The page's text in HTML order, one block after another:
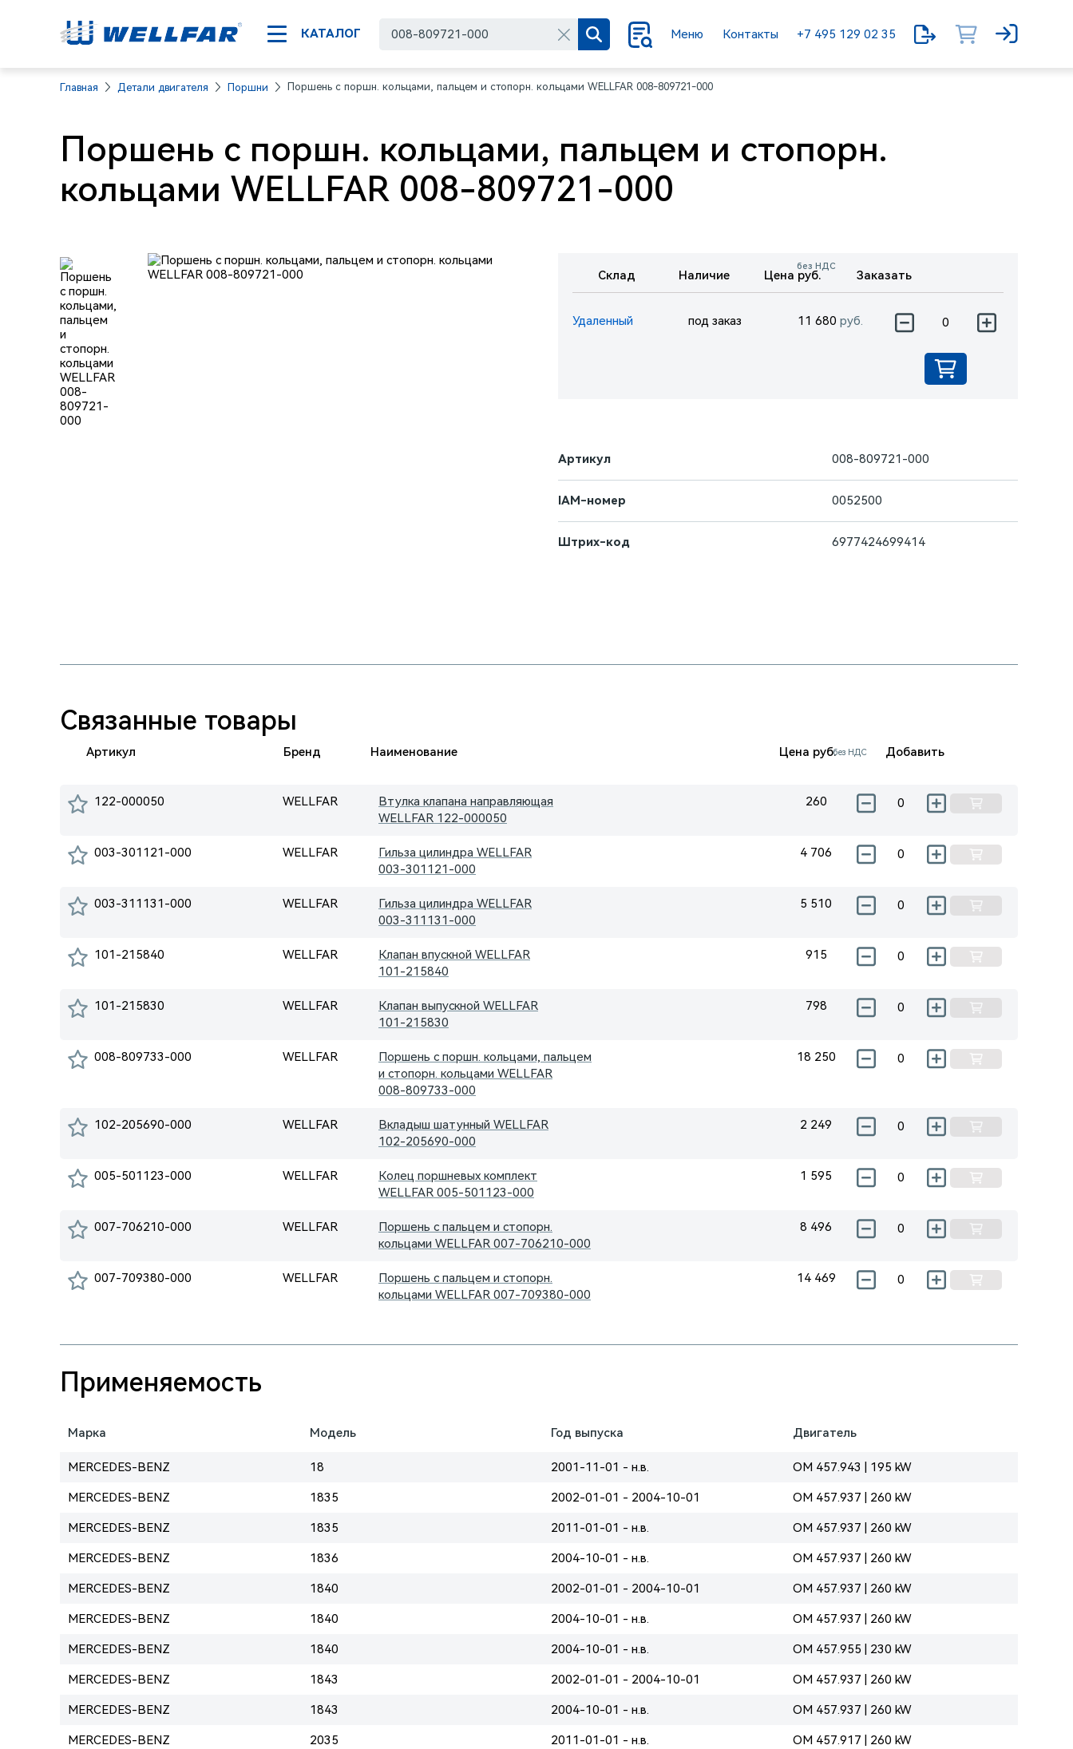
КАТАЛОГ Меню Контакты +7 495 129 02 35
Главная Детали двигателя Поршни Поршень с поршн. кольцами, пальцем и стопорн. кольцами WELLFAR 008-809721-000
Поршень с поршн. кольцами, пальцем и стопорн.
кольцами WELLFAR 008-809721-000
Склад Наличие Цена руб.
без НДС
Заказать
Удаленный под заказ 11 680 руб.
Артикул 008-809721-000
IAM-номер 0052500
Штрих-код 6977424699414
Связанные товары
Артикул Бренд Наименование Цена руб.без НДС Добавить
122-000050 WELLFAR
Втулка клапана направляющая
WELLFAR 122-000050
260
003-301121-000 WELLFAR
Гильза цилиндра WELLFAR
003-301121-000
4 706
003-311131-000 WELLFAR
Гильза цилиндра WELLFAR
003-311131-000
5 510
101-215840 WELLFAR
Клапан впускной WELLFAR
101-215840
915
101-215830 WELLFAR
Клапан выпускной WELLFAR
101-215830
798
008-809733-000 WELLFAR
Поршень с поршн. кольцами, пальцем
и стопорн. кольцами WELLFAR
008-809733-000
18 250
102-205690-000 WELLFAR
Вкладыш шатунный WELLFAR
102-205690-000
2 249
005-501123-000 WELLFAR
Колец поршневых комплект
WELLFAR 005-501123-000
1 595
007-706210-000 WELLFAR
Поршень с пальцем и стопорн.
кольцами WELLFAR 007-706210-000
8 496
007-709380-000 WELLFAR
Поршень с пальцем и стопорн.
кольцами WELLFAR 007-709380-000
14 469
Применяемость
Марка Модель Год выпуска Двигатель
MERCEDES-BENZ 18 2001-11-01 - н.в. OM 457.943 | 195 kW
MERCEDES-BENZ 1835 2002-01-01 - 2004-10-01 OM 457.937 | 260 kW
MERCEDES-BENZ 1835 2011-01-01 - н.в. OM 457.937 | 260 kW
MERCEDES-BENZ 1836 2004-10-01 - н.в. OM 457.937 | 260 kW
MERCEDES-BENZ 1840 2002-01-01 - 2004-10-01 OM 457.937 | 260 kW
MERCEDES-BENZ 1840 2004-10-01 - н.в. OM 457.937 | 260 kW
MERCEDES-BENZ 1840 2004-10-01 - н.в. OM 457.955 | 230 kW
MERCEDES-BENZ 1843 2002-01-01 - 2004-10-01 OM 457.937 | 260 kW
MERCEDES-BENZ 1843 2004-10-01 - н.в. OM 457.937 | 260 kW
MERCEDES-BENZ 2035 2011-01-01 - н.в. OM 457.917 | 260 kW